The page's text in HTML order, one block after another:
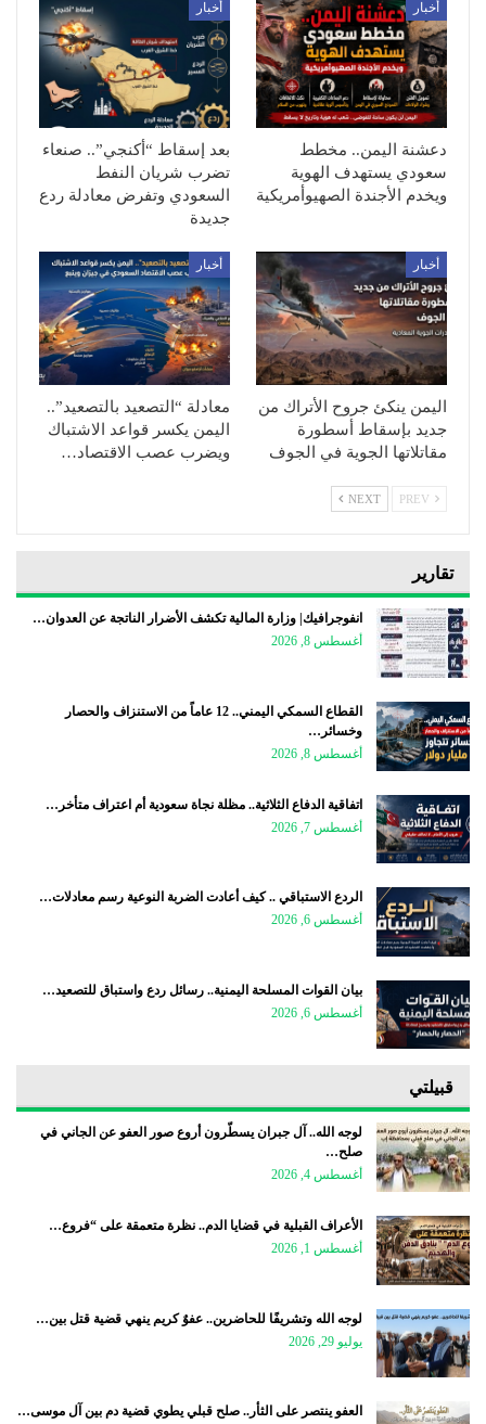
أخبار
دعشنة اليمن.. مخطط
سعودي يستهدف الهوية
ويخدم الأجندة الصهيوأمريكية
أخبار
بعد إسقاط “أكنجي”.. صنعاء
تضرب شريان النفط
السعودي وتفرض معادلة ردع
جديدة
أخبار
اليمن ينكئ جروح الأتراك من
جديد بإسقاط أسطورة
مقاتلاتها الجوية في الجوف
أخبار
معادلة “التصعيد بالتصعيد”..
اليمن يكسر قواعد الاشتباك
ويضرب عصب الاقتصاد…
NEXT
تقارير
انفوجرافيك| وزارة المالية تكشف الأضرار الناتجة عن العدوان…
أغسطس 8, 2026
القطاع السمكي اليمني.. 12 عاماً من الاستنزاف والحصار
وخسائر…
أغسطس 8, 2026
اتفاقية الدفاع الثلاثية.. مظلة نجاة سعودية أم اعتراف متأخر…
أغسطس 7, 2026
الردع الاستباقي .. كيف أعادت الضربة النوعية رسم معادلات…
أغسطس 6, 2026
بيان القوات المسلحة اليمنية.. رسائل ردع واستباق للتصعيد…
أغسطس 6, 2026
قبيلتي
لوجه الله.. آل جبران يسطّرون أروع صور العفو عن الجاني في
صلح…
أغسطس 4, 2026
الأعراف القبلية في قضايا الدم.. نظرة متعمقة على “فروع…
أغسطس 1, 2026
لوجه الله وتشريفًا للحاضرين.. عفوٌ كريم ينهي قضية قتل بين…
يوليو 29, 2026
العفو ينتصر على الثأر.. صلح قبلي يطوي قضية دم بين آل موسى…